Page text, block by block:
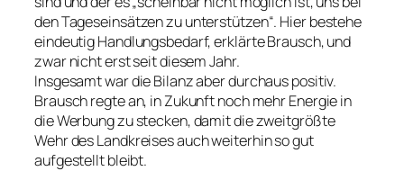
den Tageseinsätzen zu unterstützen“. Hier bestehe
eindeutig Handlungsbedarf, erklärte Brausch, und
zwar nicht erst seit diesem Jahr.
Insgesamt war die Bilanz aber durchaus positiv.
Brausch regte an, in Zukunft noch mehr Energie in
die Werbung zu stecken, damit die zweitgrößte
Wehr des Landkreises auch weiterhin so gut
aufgestellt bleibt.